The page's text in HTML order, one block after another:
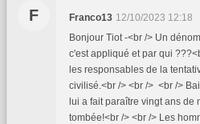
F Franco13 12/10/2023 12:18
Bonjour Tiot -<br /> Un
c'est appliqué et par qui
les responsables de la
civilisé.<br /> <br /> <br />
lui a fait paraître vingt ans de
tombée!<br /> <br /> Les